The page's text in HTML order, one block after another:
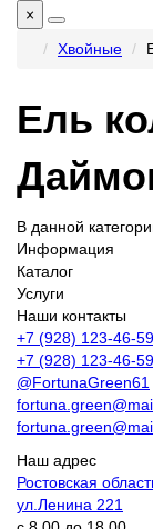
×
Хвойные
Ель
В данной
Информация
Каталог
Услуги
Наши контакты
+7 (928) 123-46-59
+7 (928) 123-46-59
@FortunaGreen61
Наш адрес
Ростовская
ул.Ленина 221